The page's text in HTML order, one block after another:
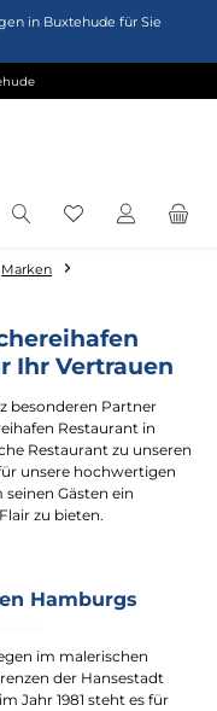
in Buxtehude für Sie
Du hast 0
Marken
Ihr Vertrauen
besonderen Partner
Restaurant in
Restaurant zu unseren
unsere hochwertigen
Gästen ein
zu bieten.
Hamburgs
im malerischen
der Hansestadt
Jahr 1981 steht es für